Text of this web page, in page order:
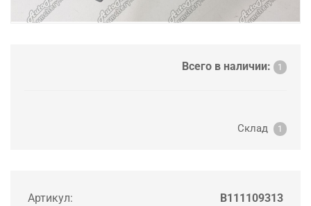
Всего в наличии: 1
Склад 1
Артикул: B111109313